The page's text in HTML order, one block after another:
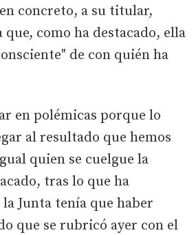
concreto, a su titular,
que, como ha destacado, ella
de con quién ha
en polémicas porque lo
al resultado que hemos
quien se cuelgue la
tras lo que ha
Junta tenía que haber
que se rubricó ayer con el